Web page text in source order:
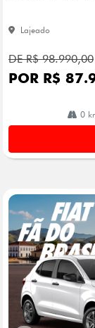
Lajeado
DE R$ 98.990,00
POR R$
0